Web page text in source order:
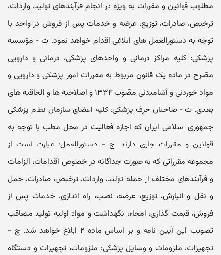
مطلوب قوانین و مقررات به ویژه در انجام فرآیندھای تولید، واردات،
ترخیص، صادرات، توزیع، عرضه و خدمات پس از فروش در واحد با
توجه به دستورالعمل ھای ابلاغی اقدام خواھد نمود. ت - مؤسسه
پزشکی: کلیه مراکز درمانی و واحدھای پزشکی، درمانی و دارویی
مصّرح در ماده یک قانون مربوط به مقررات امور پزشکی و دارویی و
مواد خوردنی و آشامیدنی مصّوب ۱۳۳۴ و اصلاحیه ھا و الحاقیه ھای
بعدی. ث - صاحبان حرف پزشکی: کلیه اعضای سازمان نظام پزشکی
جمھوری اسلامی ایران که اجازه فعالیت در محل مطب با توجه به
قوانین و مقررات جاری دارند. ج - دستورالعمل: عبارت است از
مجموعه مقرراتی که به صورت جداگانه در خصوص اقدامات، الزامات
و فرآیندھای مختلف از جمله تولید، واردات، ترخیص، صادرات، حمل
و نقل و انبارش، توزیع، عرضه، نصب، راه اندازی، خدمات پس از
فروش، قیمت گذاری، امحاء، نگھداشت و مواد اولیه تولید متعاقب
تصویب این آیین نامه و بر اساس ماده ۲ ابلاغ خواھد شد. چ -
تجھیزات، ملزومات و وسایل پزشکی: ملزومات، تجھیزات و دستگاه